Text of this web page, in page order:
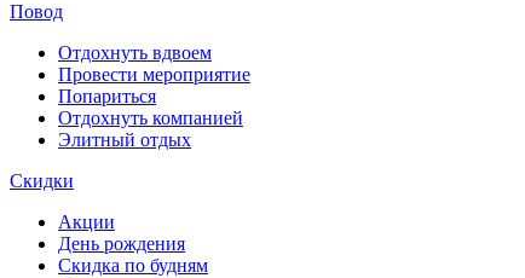
Повод
Отдохнуть вдвоем
Провести мероприятие
Попариться
Отдохнуть компанией
Элитный отдых
Скидки
Акции
День рождения
Скидка по будням